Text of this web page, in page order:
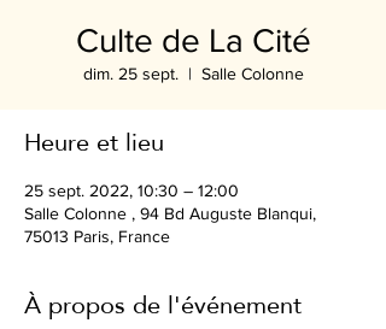
Culte de La Cité
dim. 25 sept.
  |
Salle Colonne
Heure et lieu
25 sept. 2022, 10:30 – 12:00
Salle Colonne , 94 Bd Auguste Blanqui,
75013 Paris, France
À propos de l'événement